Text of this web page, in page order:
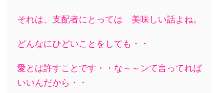
それは、支配者にとっては 美味しい話よね。
どんなにひどいことをしても・・
愛とは許すことです・・な～～ンて言ってれば
いいんだから・・